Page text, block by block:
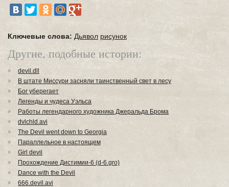
Ключевые слова: Дьявол рисунок
Другие, подобные истории:
devil.dll
В штате Миссури засняли таинственный свет в лесу
Бог уберегает
Легенды и чудеса Уэльса
Работы легендарного художника Джеральда Брома
dvlchld.avi
The Devil went down to Georgia
Параллельное в настоящем
Girl devil
Прохождение Дистимии-6 (d-6.gro)
Dance with the Devil
666.devil.avi